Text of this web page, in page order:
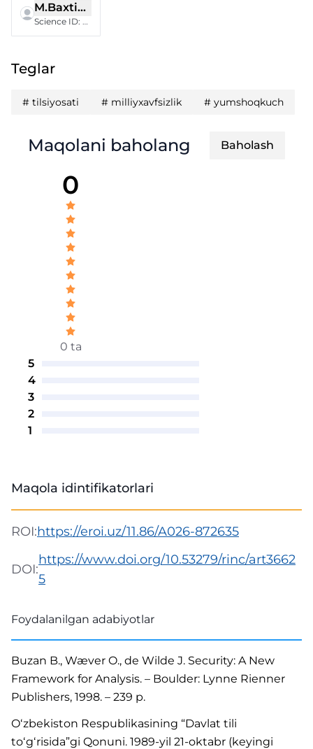
M.Baxtiyorov
Science ID: BTV-0725-0007
Teglar
# tilsiyosati # milliyxavfsizlik # yumshoqkuch
Maqolani baholang Baholash
0
0 ta
5
4
3
2
1
Maqola idintifikatorlari
ROI:https://eroi.uz/11.86/A026-872635
DOI:
https://www.doi.org/10.53279/rinc/art3662
5
Foydalanilgan adabiyotlar
Buzan B., Wæver O., de Wilde J. Security: A New
Framework for Analysis. – Boulder: Lynne Rienner
Publishers, 1998. – 239 p.
Oʻzbekiston Respublikasining “Davlat tili
toʻgʻrisida”gi Qonuni. 1989-yil 21-oktabr (keyingi